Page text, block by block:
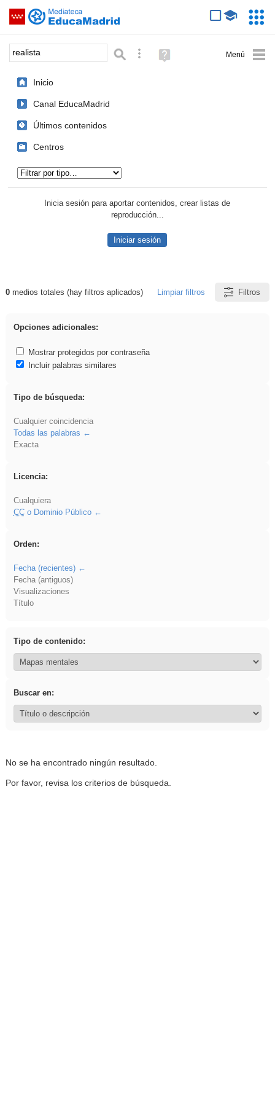
Saltar navegación
Palabra o frase: Búsqueda avanzada
Ayuda
(en
Inicio
Canal EducaMadrid
Últimos contenidos
Centros
Inicia sesión para aportar contenidos, crear listas de
reproducción...
Iniciar sesión
Resultados de: realista
0medios totales (hay filtros aplicados) Limpiar filtros Filtros
Opciones adicionales:
Mostrar protegidos por contraseña
Incluir palabras similares
Tipo de búsqueda:
Cualquier coincidencia
Todas las palabras
Exacta
Licencia:
Cualquiera
CCo Dominio Público
Orden:
Fecha (recientes)
Fecha (antiguos)
Visualizaciones
Título
Tipo de contenido:
Buscar en:
No se ha encontrado ningún resultado.
Por favor, revisa los criterios de búsqueda.